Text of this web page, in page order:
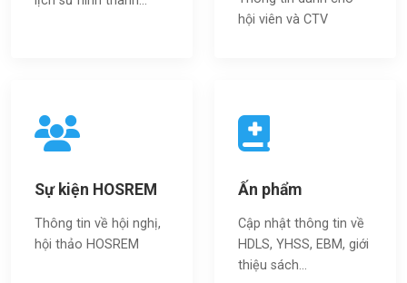
hội viên và CTV
Sự kiện HOSREM
Thông tin về hội nghị,
hội thảo HOSREM
Ấn phẩm
Cập nhật thông tin về
HDLS, YHSS, EBM, giới
thiệu sách…